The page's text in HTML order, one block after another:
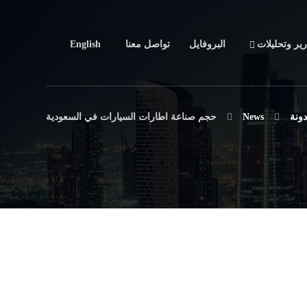
وتحليلات البروفايل تواصل معنا English
News حجم صناعة اطارات السيارات في السعودية